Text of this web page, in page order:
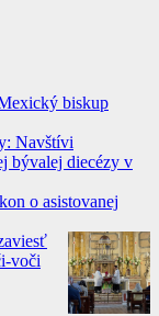
biskup
Navštívi
bývalej diecézy v
o asistovanej
voči